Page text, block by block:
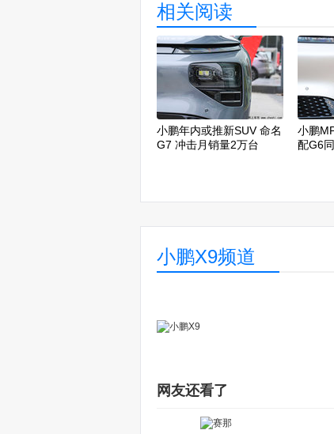
相关阅读
小鹏年内或推新SUV 命名
G7 冲击月销量2万台
小鹏
配G6
小鹏X9频道
网友还看了